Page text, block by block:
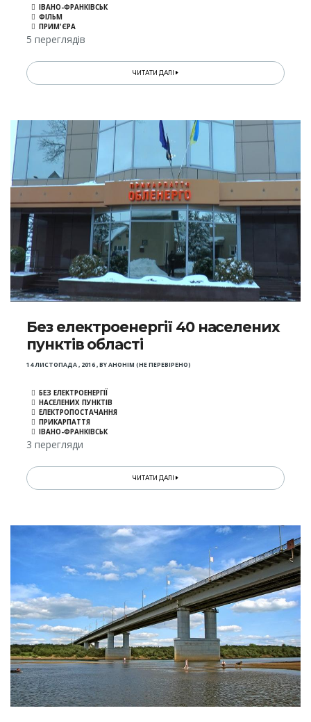
ІВАНО-ФРАНКІВСЬК
ФІЛЬМ
ПРИМ'ЄРА
5 переглядів
ЧИТАТИ ДАЛІ
Без електроенергії 40 населених
пунктів області
14 ЛИСТОПАДА , 2016,BYАНОНІМ (НЕ ПЕРЕВІРЕНО)
БЕЗ ЕЛЕКТРОЕНЕРГІЇ
НАСЕЛЕНИХ ПУНКТІВ
ЕЛЕКТРОПОСТАЧАННЯ
ПРИКАРПАТТЯ
ІВАНО-ФРАНКІВСЬК
3 перегляди
ЧИТАТИ ДАЛІ